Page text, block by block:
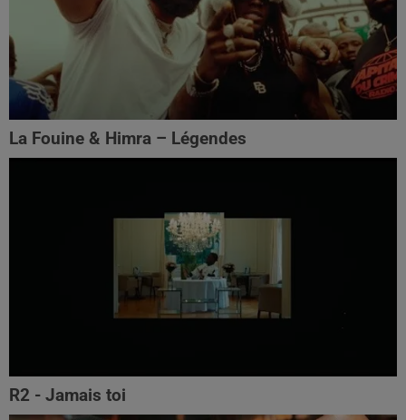
La Fouine & Himra – Légendes
R2 - Jamais toi